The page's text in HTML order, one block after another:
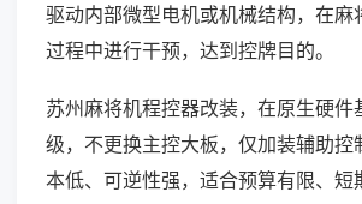
驱动内部微型电机或机械结构，在麻
过程中进行干预，达到控牌目的。
苏州麻将机程控器改装，在原生硬件
级，不更换主控大板，仅加装辅助控
本低、可逆性强，适合预算有限、短